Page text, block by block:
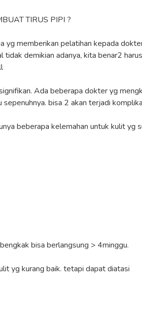
TIRUS PIPI ?
memberikan pelatihan kepada
demikian adanya, kita benar2
Ada beberapa dokter yg
bisa 2 akan terjadi
beberapa kelemahan untuk kulit yg
bisa berlangsung > 4minggu.
yg kurang baik. tetapi dapat diatasi